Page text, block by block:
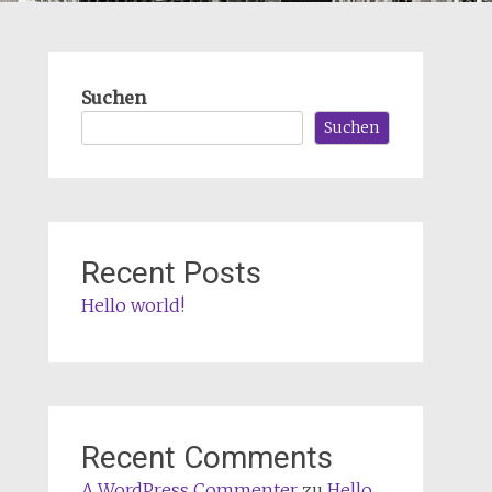
Suchen
Suchen
Recent Posts
Hello world!
Recent Comments